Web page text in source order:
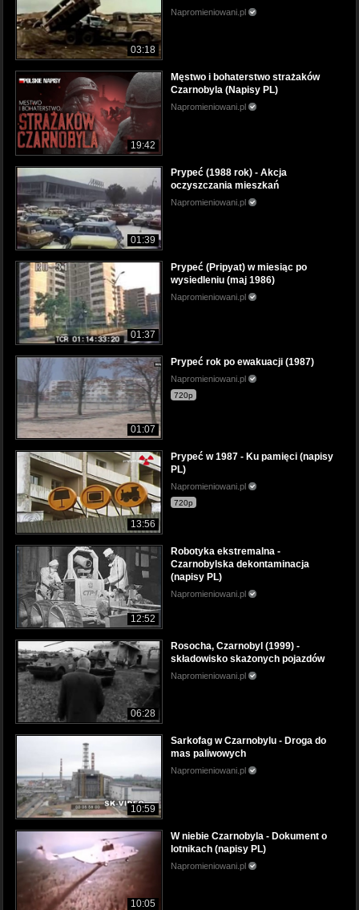
03:18
Napromieniowani.pl
19:42
Męstwo i bohaterstwo strażaków
Czarnobyla (Napisy PL)
Napromieniowani.pl
01:39
Prypeć (1988 rok) - Akcja
oczyszczania mieszkań
Napromieniowani.pl
01:37
Prypeć (Pripyat) w miesiąc po
wysiedleniu (maj 1986)
Napromieniowani.pl
01:07
Prypeć rok po ewakuacji (1987)
Napromieniowani.pl
720p
13:56
Prypeć w 1987 - Ku pamięci (napisy
PL)
Napromieniowani.pl
720p
12:52
Robotyka ekstremalna -
Czarnobylska dekontaminacja
(napisy PL)
Napromieniowani.pl
06:28
Rosocha, Czarnobyl (1999) -
składowisko skażonych pojazdów
Napromieniowani.pl
10:59
Sarkofag w Czarnobylu - Droga do
mas paliwowych
Napromieniowani.pl
10:05
W niebie Czarnobyla - Dokument o
lotnikach (napisy PL)
Napromieniowani.pl